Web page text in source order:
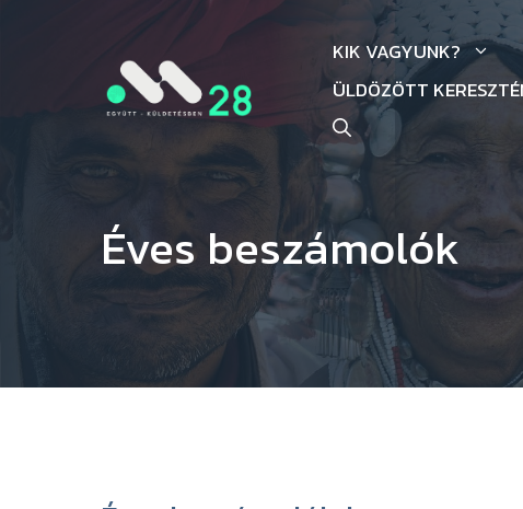
KIK VAGYUNK?
ÜLDÖZÖTT
Éves beszámolók